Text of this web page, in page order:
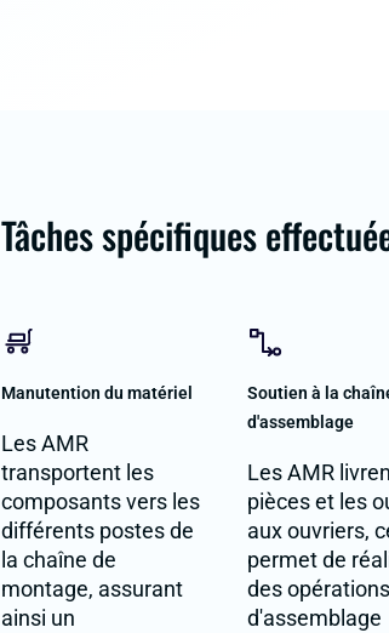
Tâches spécifiques
Manutention du matériel
Les AMR
transportent les
composants vers les
différents postes de
la chaîne de
montage, assurant
ainsi un
Soutien à la
d'assemblage
Les AMR
pièces et les
aux ouvriers,
permet de
des opérations
d'assemblage